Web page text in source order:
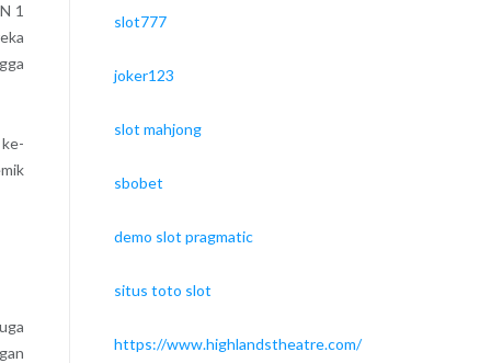
1
slot777
joker123
slot mahjong
sbobet
demo slot pragmatic
situs toto slot
https://www.highlandstheatre.com/